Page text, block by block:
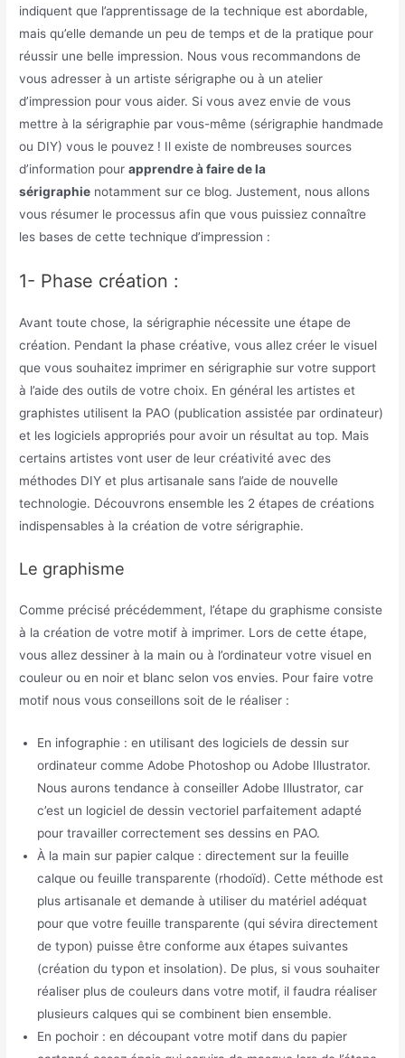
indiquent que l’apprentissage de la technique est abordable,
mais qu’elle demande un peu de temps et de la pratique pour
réussir une belle impression. Nous vous recommandons de
vous adresser à un artiste sérigraphe ou à un atelier
d’impression pour vous aider. Si vous avez envie de vous
mettre à la sérigraphie par vous-même (sérigraphie handmade
ou DIY) vous le pouvez ! Il existe de nombreuses sources
d’information pourapprendre à faire de la
sérigraphie notamment sur ce blog. Justement, nous allons
vous résumer le processus afin que vous puissiez connaître
les bases de cette technique d’impression :
1- Phase création :
Avant toute chose, la sérigraphie nécessite une étape de
création. Pendant la phase créative, vous allez créer le visuel
que vous souhaitez imprimer en sérigraphie sur votre support
à l’aide des outils de votre choix. En général les artistes et
graphistes utilisent la PAO (publication assistée par ordinateur)
et les logiciels appropriés pour avoir un résultat au top. Mais
certains artistes vont user de leur créativité avec des
méthodes DIY et plus artisanale sans l’aide de nouvelle
technologie. Découvrons ensemble les 2 étapes de créations
indispensables à la création de votre sérigraphie.
Le graphisme
Comme précisé précédemment, l’étape du graphisme consiste
à la création de votre motif à imprimer. Lors de cette étape,
vous allez dessiner à la main ou à l’ordinateur votre visuel en
couleur ou en noir et blanc selon vos envies. Pour faire votre
motif nous vous conseillons soit de le réaliser :
En infographie : en utilisant des logiciels de dessin sur
ordinateur comme Adobe Photoshop ou Adobe Illustrator.
Nous aurons tendance à conseiller Adobe Illustrator, car
c’est un logiciel de dessin vectoriel parfaitement adapté
pour travailler correctement ses dessins en PAO.
À la main sur papier calque : directement sur la feuille
calque ou feuille transparente (rhodoïd). Cette méthode est
plus artisanale et demande à utiliser du matériel adéquat
pour que votre feuille transparente (qui sévira directement
de typon) puisse être conforme aux étapes suivantes
(création du typon et insolation). De plus, si vous souhaiter
réaliser plus de couleurs dans votre motif, il faudra réaliser
plusieurs calques qui se combinent bien ensemble.
En pochoir : en découpant votre motif dans du papier